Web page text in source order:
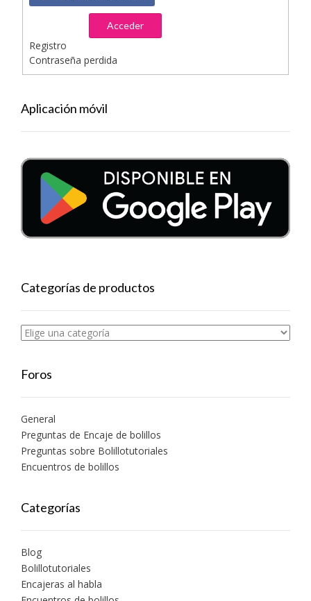
Acceder
Registro
Contraseña perdida
Aplicación móvil
Categorías de productos
Foros
General
Preguntas de Encaje de bolillos
Preguntas sobre Bolillotutoriales
Encuentros de bolillos
Categorías
Blog
Bolillotutoriales
Encajeras al habla